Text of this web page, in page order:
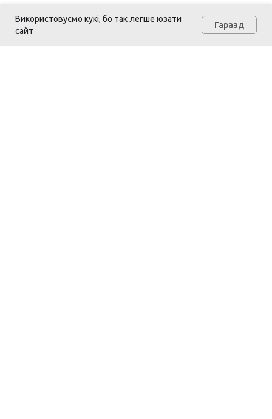
Використовуємо кукі, бо так легше юзати
сайт
Гаразд